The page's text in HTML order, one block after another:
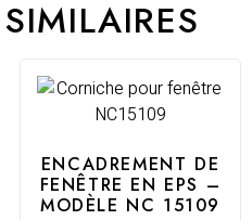
ENCADREMENT DE
FENÊTRE EN EPS –
MODÈLE NC 15109